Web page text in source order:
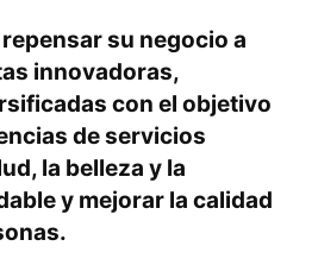
su negocio a
innovadoras,
con el objetivo
de servicios
la belleza y la
y mejorar la calidad